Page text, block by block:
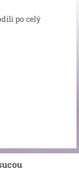
po celý